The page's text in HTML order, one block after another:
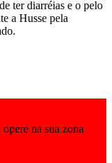
ter diarréias e o pelo
a Husse pela
na sua zona